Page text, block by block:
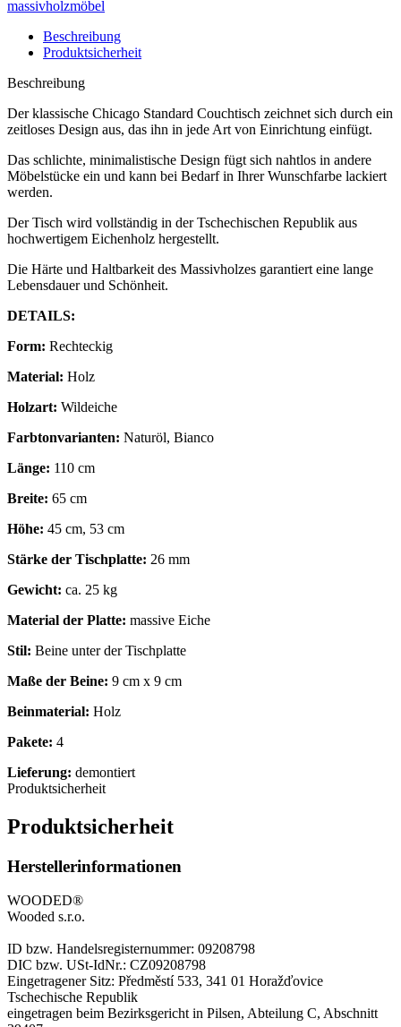
massivholzmöbel
Beschreibung
Produktsicherheit
Beschreibung
Der klassische Chicago Standard Couchtisch zeichnet sich durch ein
zeitloses Design aus, das ihn in jede Art von Einrichtung einfügt.
Das schlichte, minimalistische Design fügt sich nahtlos in andere
Möbelstücke ein und kann bei Bedarf in Ihrer Wunschfarbe lackiert
werden.
Der Tisch wird vollständig in der Tschechischen Republik aus
hochwertigem Eichenholz hergestellt.
Die Härte und Haltbarkeit des Massivholzes garantiert eine lange
Lebensdauer und Schönheit.
DETAILS:
Form: Rechteckig
Material: Holz
Holzart: Wildeiche
Farbtonvarianten: Naturöl, Bianco
Länge: 110 cm
Breite: 65 cm
Höhe: 45 cm, 53 cm
Stärke der Tischplatte: 26 mm
Gewicht: ca. 25 kg
Material der Platte: massive Eiche
Stil: Beine unter der Tischplatte
Maße der Beine: 9 cm x 9 cm
Beinmaterial: Holz
Pakete: 4
Lieferung: demontiert
Produktsicherheit
Produktsicherheit
Herstellerinformationen
WOODED®
Wooded s.r.o.
ID bzw. Handelsregisternummer: 09208798
DIC bzw. USt-IdNr.: CZ09208798
Eingetragener Sitz: Předměstí 533, 341 01 Horažďovice
Tschechische Republik
eingetragen beim Bezirksgericht in Pilsen, Abteilung C, Abschnitt